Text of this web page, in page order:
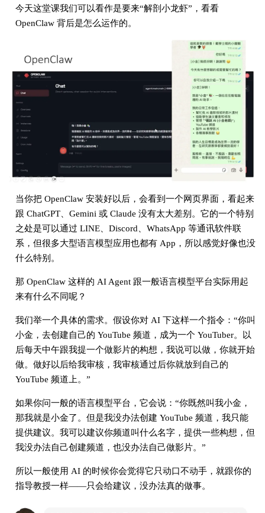
今天这堂课我们可以看作是要来“解剖小龙虾”，看看
OpenClaw 背后是怎么运作的。
当你把 OpenClaw 安装好以后，会看到一个网页界面，看起来
跟 ChatGPT、Gemini 或 Claude 没有太大差别。它的一个特别
之处是可以通过 LINE、Discord、WhatsApp 等通讯软件联
系，但很多大型语言模型应用也都有 App，所以感觉好像也没
什么特别。
那 OpenClaw 这样的 AI Agent 跟一般语言模型平台实际用起
来有什么不同呢？
我们举一个具体的需求。假设你对 AI 下这样一个指令：“你叫
小金，去创建自己的 YouTube 频道，成为一个 YouTuber。以
后每天中午跟我提一个做影片的构想，我说可以做，你就开始
做。做好以后给我审核，我审核通过后你就放到自己的
YouTube 频道上。”
如果你问一般的语言模型平台，它会说：“你既然叫我小金，
那我就是小金了。但是我没办法创建 YouTube 频道，我只能
提供建议。我可以建议你频道叫什么名字，提供一些构想，但
我没办法自己创建频道，也没办法自己做影片。”
所以一般使用 AI 的时候你会觉得它只动口不动手，就跟你的
指导教授一样——只会给建议，没办法真的做事。